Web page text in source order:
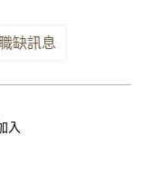
缺訊息
入